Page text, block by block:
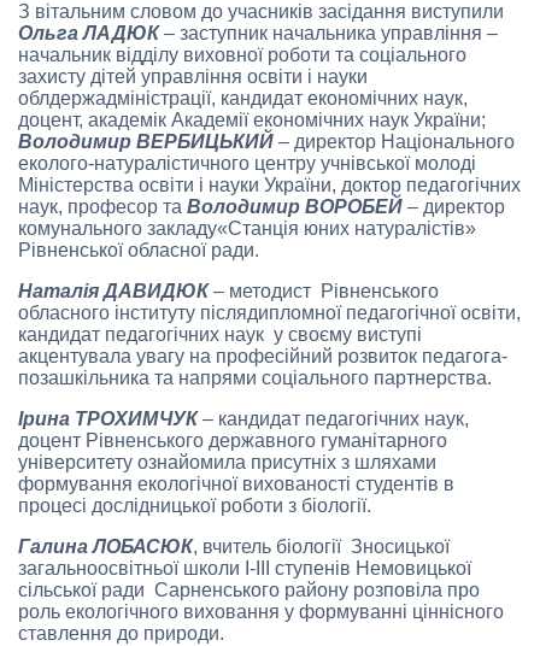
З вітальним словом до учасників засідання виступили
Ольга ЛАДЮК– заступник начальника управління –
начальник відділу виховної роботи та соціального
захисту дітей управління освіти і науки
облдержадміністрації, кандидат економічних наук,
доцент, академік Академії економічних наук України;
Володимир ВЕРБИЦЬКИЙ – директор Національного
еколого-натуралістичного центру учнівської молоді
Міністерства освіти і науки України, доктор педагогічних
наук, професор та Володимир ВОРОБЕЙ – директор
комунального закладу«Станція юних натуралістів»
Рівненської обласної ради.
Наталія ДАВИДЮК– методист Рівненського
обласного інституту післядипломної педагогічної освіти,
кандидат педагогічних наук у своєму виступі
акцентувала увагу на професійний розвиток педагога-
позашкільника та напрями соціального партнерства.
Ірина ТРОХИМЧУК– кандидат педагогічних наук,
доцент Рівненського державного гуманітарного
університету ознайомила присутніх з шляхами
формування екологічної вихованості студентів в
процесі дослідницької роботи з біології.
Галина ЛОБАСЮК, вчитель біології Зносицької
загальноосвітньої школи І-ІІІ ступенів Немовицької
сільської ради Сарненського району розповіла про
роль екологічного виховання у формуванні ціннісного
ставлення до природи.